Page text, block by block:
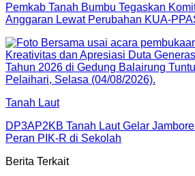
Pemkab Tanah Bumbu Tegaskan
Anggaran Lewat Perubahan KUA-
Tanah Laut
DP3AP2KB Tanah Laut Gelar
Peran PIK-R di Sekolah
Berita Terkait